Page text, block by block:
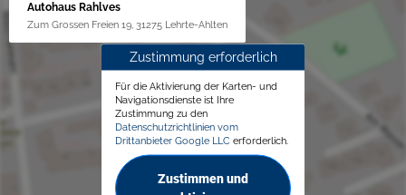
Autohaus Rahlves
Zum Grossen Freien 19, 31275 Lehrte-Ahlten
Zustimmung erforderlich
Für die Aktivierung der Karten- und
Navigationsdienste ist Ihre
Zustimmung zu den
Datenschutzrichtlinien vom
Drittanbieter Google LLC erforderlich.
Zustimmen und